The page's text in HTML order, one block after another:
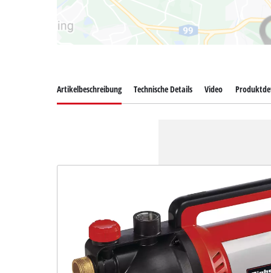
Artikelbeschreibung Technische Details Video